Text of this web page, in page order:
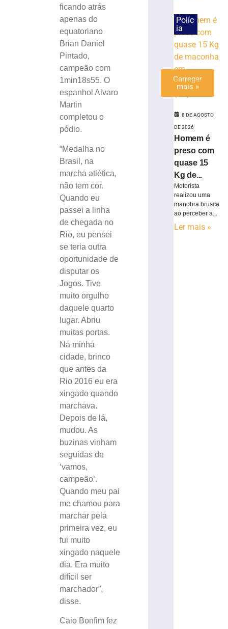
ficando atrás
apenas do
equatoriano
Brian Daniel
Pintado,
campeão com
1min18s55. O
espanhol Alvaro
Martin
completou o
pódio.
“Medalha no
Brasil, na
marcha atlética,
não tem cor.
Quando eu
passei a linha
de chegada no
Rio, eu pensei
se teria outra
oportunidade de
disputar os
Jogos. Tive
muito orgulho
daquele quarto
lugar. Abriu
muitas portas.
Na minha
cidade, brinco
que antes da
Rio 2016 eu era
xingado quando
marchava.
Depois de lá,
mudou. As
buzinas vinham
seguidas de
‘vamos,
campeão’.
Quando meu pai
me chamou para
marchar pela
primeira vez, eu
fui muito
xingado naquele
dia. Era muito
difícil ser
marchador”,
disse.
Caio Bonfim fez
2026
mais
Carregar
mais »
Políc
ia
8 DE AGOSTO
DE 2026
Homem é
preso com
quase 15
Kg de...
Motorista
realizou uma
manobra brusca
ao perceber a...
Ler mais »